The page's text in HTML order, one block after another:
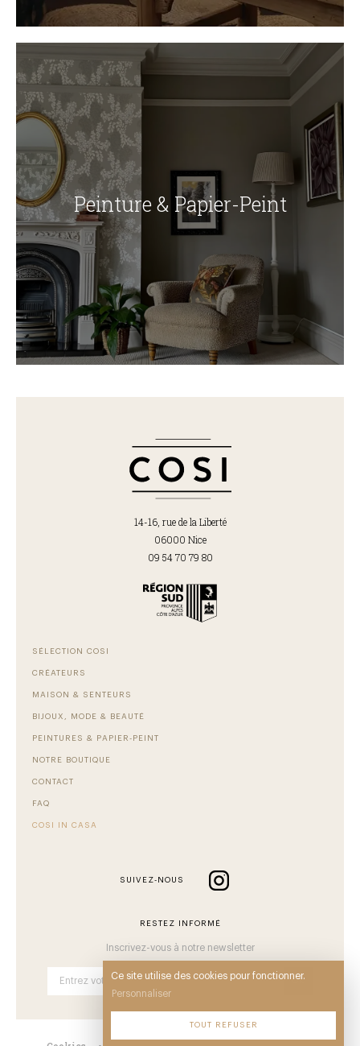
Peinture & Papier-Peint
14-16, rue de la Liberté
06000 Nice
09 54 70 79 80
SÉLECTION COSI
CRÉATEURS
MAISON & SENTEURS
BIJOUX, MODE & BEAUTÉ
PEINTURES & PAPIER-PEINT
NOTRE BOUTIQUE
CONTACT
FAQ
COSI IN CASA
SUIVEZ-NOUS
RESTEZ INFORMÉ
Inscrivez-vous à notre newsletter
OK
Ce site utilise des cookies pour fonctionner.
Personnaliser
TOUT REFUSER